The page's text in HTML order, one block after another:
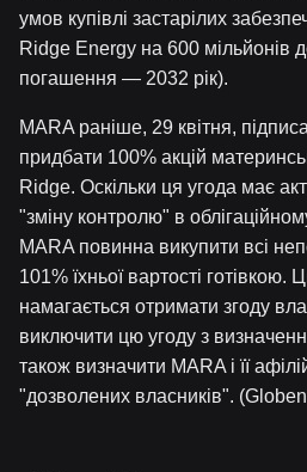
умов купівлі застарілих
Ridge Energy на 600 мільйонів
погашення — 2032 рік).
MARA раніше, 29 квітня,
придбати 100% акцій
Ridge. Оскільки ця угода має
"зміну контролю" в
MARA повинна викупити всі
101% їхньої вартості готівкою.
намагається отримати згоду
виключити цю угоду з
також визначити MARA і її
"дозволених власників".